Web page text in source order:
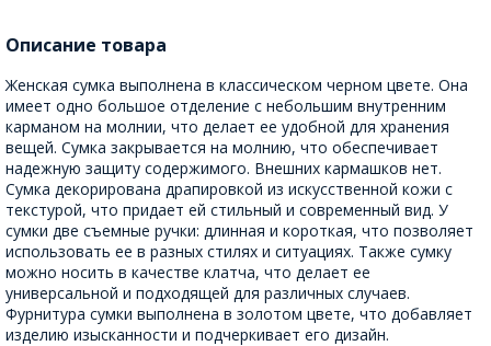
Описание товара
Женская сумка выполнена в классическом черном цвете. Она
имеет одно большое отделение с небольшим внутренним
карманом на молнии, что делает ее удобной для хранения
вещей. Сумка закрывается на молнию, что обеспечивает
надежную защиту содержимого. Внешних кармашков нет.
Сумка декорирована драпировкой из искусственной кожи с
текстурой, что придает ей стильный и современный вид. У
сумки две съемные ручки: длинная и короткая, что позволяет
использовать ее в разных стилях и ситуациях. Также сумку
можно носить в качестве клатча, что делает ее
универсальной и подходящей для различных случаев.
Фурнитура сумки выполнена в золотом цвете, что добавляет
изделию изысканности и подчеркивает его дизайн.